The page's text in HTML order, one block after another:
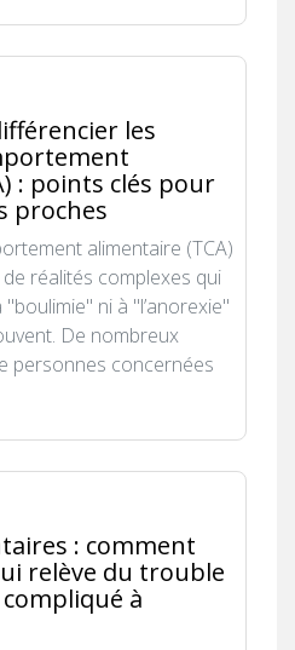
les
: points clés pour
proches
alimentaire (TCA)
réalités complexes qui
ni à "l’anorexie"
De nombreux
personnes concernées
: comment
relève du trouble
à